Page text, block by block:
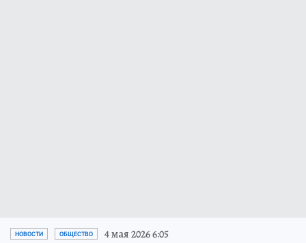
НОВОСТИ ОБЩЕСТВО 4 мая 2026 6:05